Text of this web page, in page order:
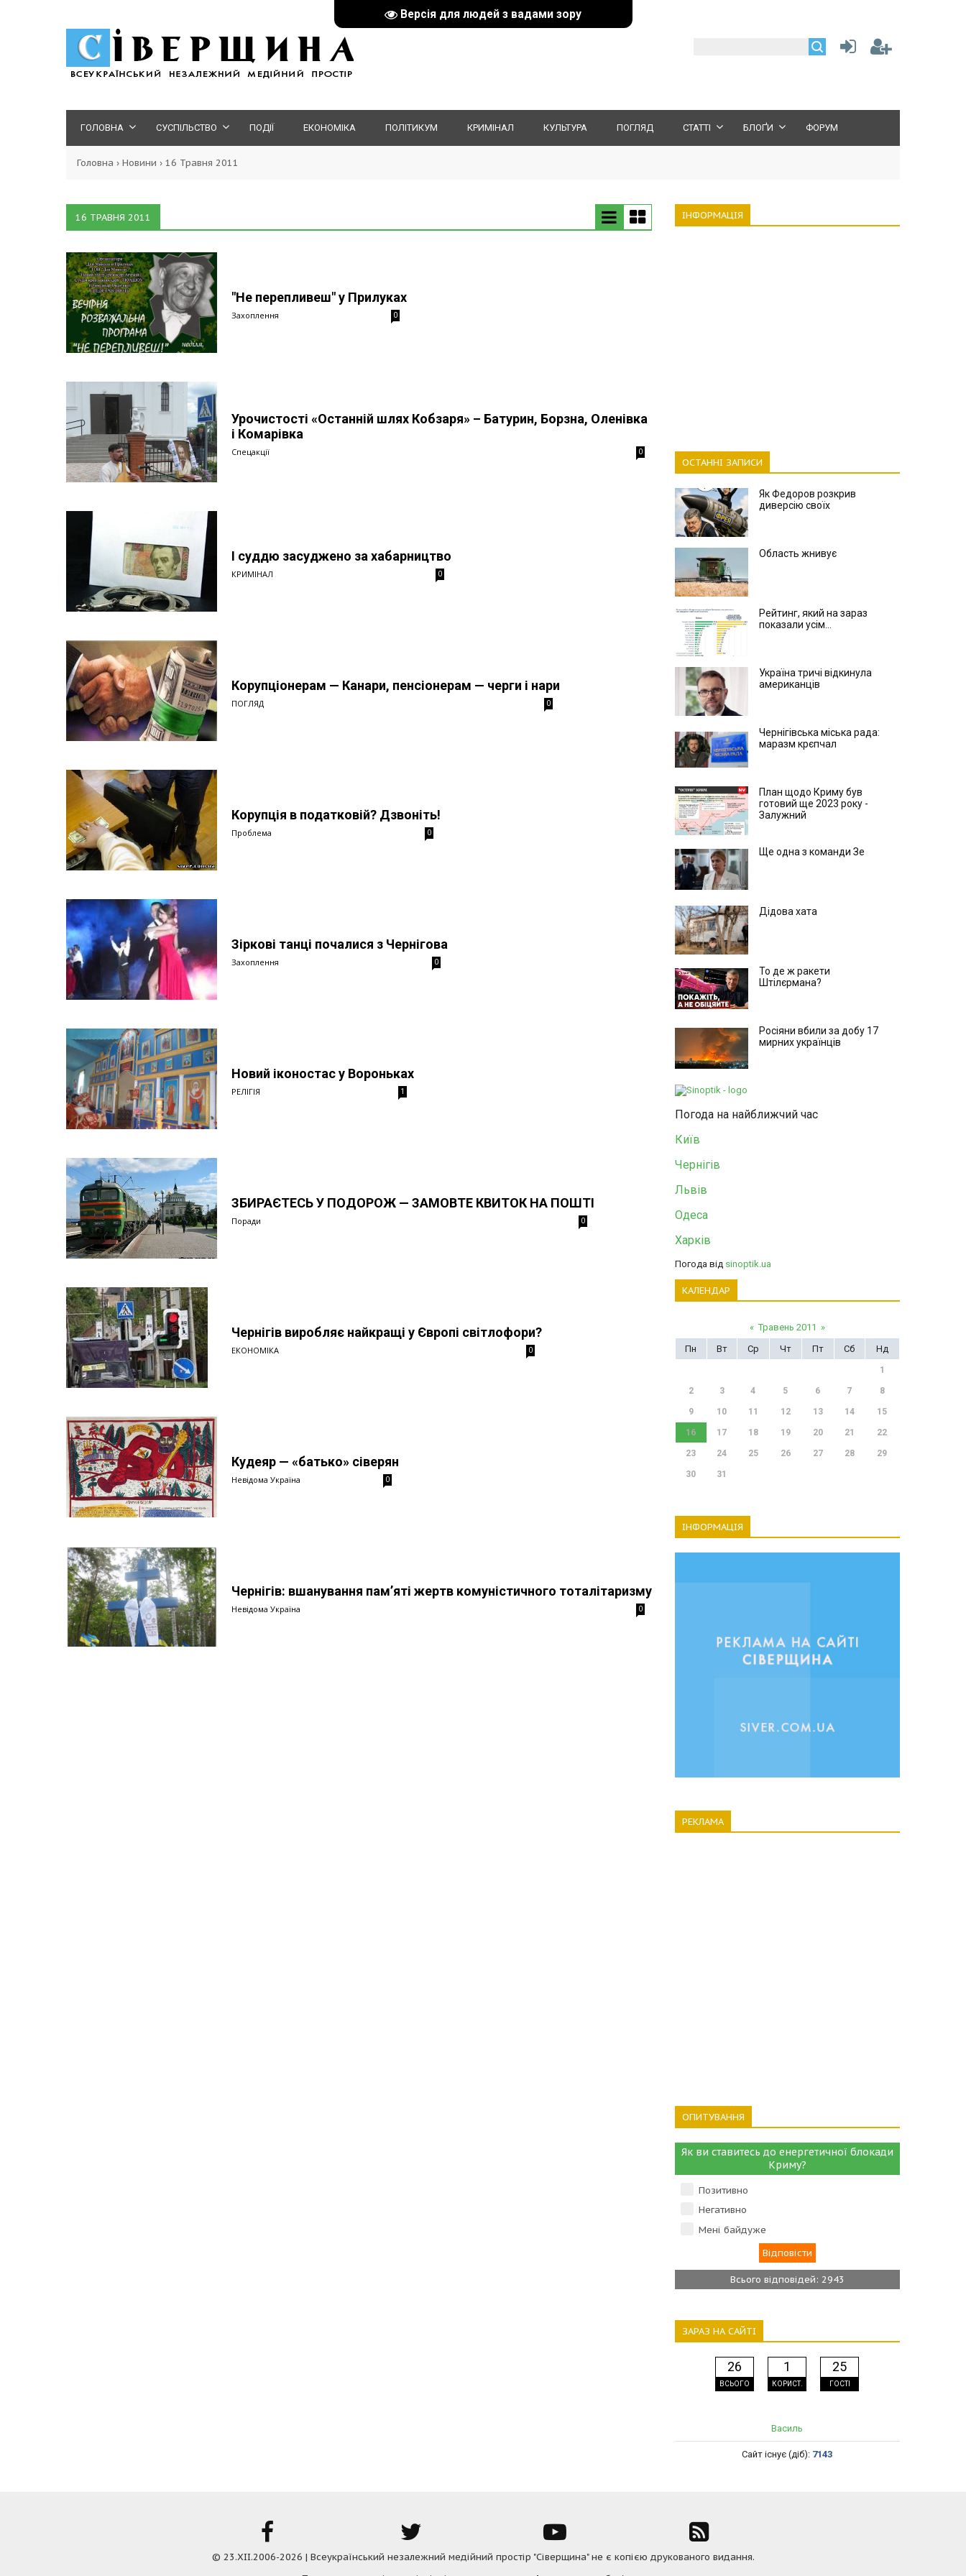
Версія для людей з вадами зору
ГОЛОВНА СУСПІЛЬСТВО ПОДІЇ ЕКОНОМІКА ПОЛІТИКУМ КРИМІНАЛ КУЛЬТУРА ПОГЛЯД СТАТТІ БЛОҐИ ФОРУМ
Головна › Новини › 16 Травня 2011
16 ТРАВНЯ 2011
"Не перепливеш" у Прилуках
Захоплення 0
Урочистості «Останній шлях Кобзаря» – Батурин, Борзна, Оленівка
і Комарівка
Спецакції 0
І суддю засуджено за хабарництво
КРИМІНАЛ 0
Корупціонерам — Канари, пенсіонерам — черги і нари
ПОГЛЯД 0
Корупція в податковій? Дзвоніть!
Проблема 0
Зіркові танці почалися з Чернігова
Захоплення 0
Новий іконостас у Вороньках
РЕЛІГІЯ 1
ЗБИРАЄТЕСЬ У ПОДОРОЖ — ЗАМОВТЕ КВИТОК НА ПОШТІ
Поради 0
Чернігів виробляє найкращі у Європі світлофори?
ЕКОНОМІКА 0
Кудеяр — «батько» сіверян
Невідома Україна 0
Чернігів: вшанування пам’яті жертв комуністичного тоталітаризму
Невідома Україна 0
ІНФОРМАЦІЯ
ОСТАННІ ЗАПИСИ
Як Федоров розкрив
диверсію своїх
Область жнивує
Рейтинг, який на зараз
показали усім...
Україна тричі відкинула
американців
Чернігівська міська рада:
маразм крєпчал
План щодо Криму був
готовий ще 2023 року -
Залужний
Ще одна з команди Зе
Дідова хата
То де ж ракети
Штілєрмана?
Росіяни вбили за добу 17
мирних українців
Погода на найближчий час
Київ
Чернігів
Львів
Одеса
Харків
Погода від sinoptik.ua
КАЛЕНДАР
« Травень 2011 »
Пн
Вт Ср Чт Пт Сб Нд
1
2 3 4 5 6 7 8
9 10 11 12 13 14 15
16 17 18 19 20 21 22
23 24 25 26 27 28 29
30 31
ІНФОРМАЦІЯ
РЕКЛАМА
ОПИТУВАННЯ
Як ви ставитесь до енергетичної блокади
Криму?
Позитивно
Негативно
Мені байдуже
Всього відповідей: 2943
ЗАРАЗ НА САЙТІ
26
ВСЬОГО
1
КОРИСТ.
25
ГОСТІ
Василь
Сайт існує (діб): 7143
© 23.XII.2006-2026 | Всеукраїнський незалежний медійний простір "Сіверщина" не є копією друкованого видання.